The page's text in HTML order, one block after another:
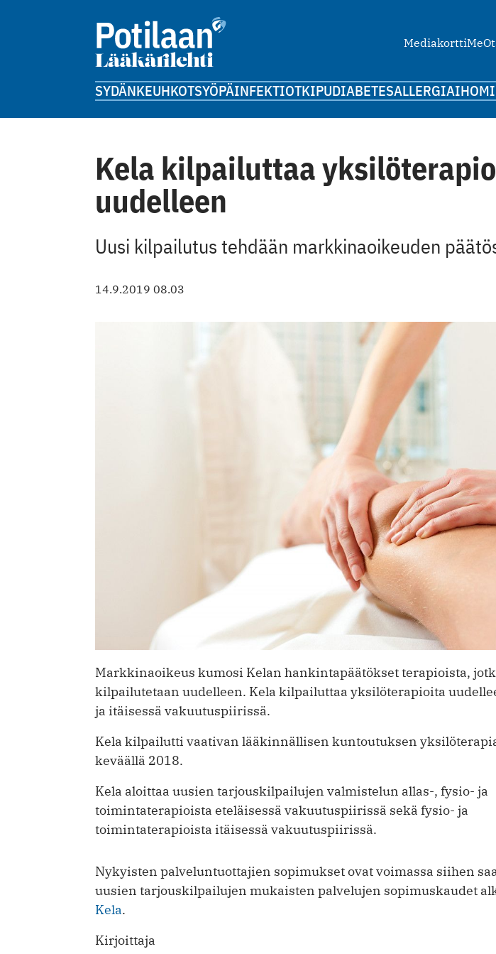
MediakorttiMe
SYDÄNKEUHKOTSYÖPÄINFEKTIOTKIPUDIABETESALLERGIAIHO
Kela kilpailuttaa
uudelleen
Uusi kilpailutus tehdään markkinaoikeuden
14.9.2019 08.03
Markkinaoikeus kumosi Kelan hankintapäätökset terapioista,
kilpailutetaan uudelleen. Kela kilpailuttaa yksilöterapioita
ja itäisessä vakuutuspiirissä.
Kela kilpailutti vaativan lääkinnällisen kuntoutuksen
keväällä 2018.
Kela aloittaa uusien tarjouskilpailujen valmistelun allas-, fysio- ja
toimintaterapioista eteläisessä vakuutuspiirissä sekä fysio- ja
toimintaterapioista itäisessä vakuutuspiirissä.
Nykyisten palveluntuottajien sopimukset ovat voimassa siihen
uusien tarjouskilpailujen mukaisten palvelujen sopimuskaudet
Kela.
Kirjoittaja